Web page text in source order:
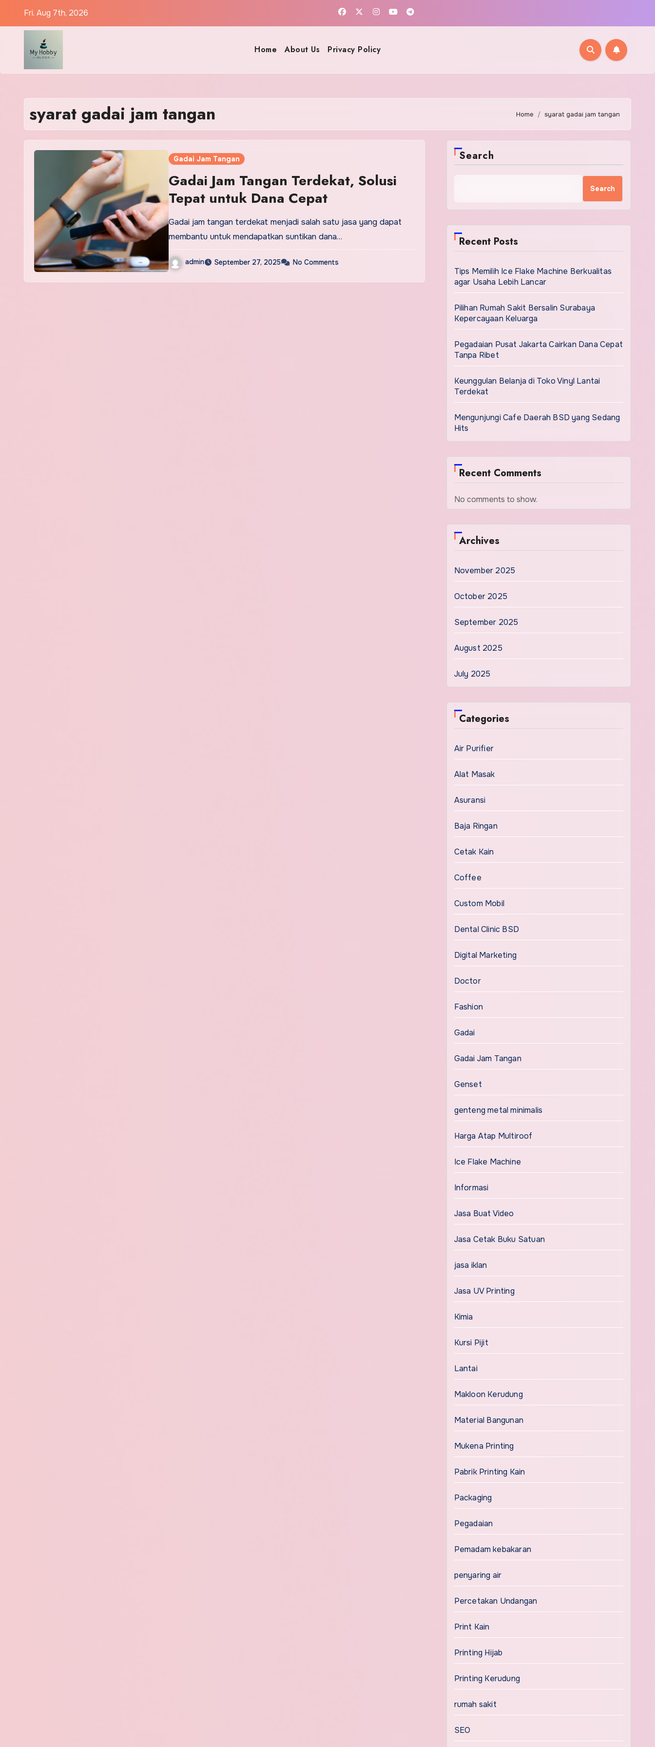
content
Fri. Aug 7th, 2026
Home About Us Privacy Policy
syarat gadai jam tangan Home syarat gadai jam tangan
Gadai Jam Tangan
Gadai Jam Tangan Terdekat, Solusi
Tepat untuk Dana Cepat
Gadai jam tangan terdekat menjadi salah satu jasa yang dapat
membantu untuk mendapatkan suntikan dana…
admin September 27, 2025 No Comments
Search
Search
Recent Posts
Tips Memilih Ice Flake Machine Berkualitas
agar Usaha Lebih Lancar
Pilihan Rumah Sakit Bersalin Surabaya
Kepercayaan Keluarga
Pegadaian Pusat Jakarta Cairkan Dana Cepat
Tanpa Ribet
Keunggulan Belanja di Toko Vinyl Lantai
Terdekat
Mengunjungi Cafe Daerah BSD yang Sedang
Hits
Recent Comments
No comments to show.
Archives
November 2025
October 2025
September 2025
August 2025
July 2025
Categories
Air Purifier
Alat Masak
Asuransi
Baja Ringan
Cetak Kain
Coffee
Custom Mobil
Dental Clinic BSD
Digital Marketing
Doctor
Fashion
Gadai
Gadai Jam Tangan
Genset
genteng metal minimalis
Harga Atap Multiroof
Ice Flake Machine
Informasi
Jasa Buat Video
Jasa Cetak Buku Satuan
jasa iklan
Jasa UV Printing
Kimia
Kursi Pijit
Lantai
Makloon Kerudung
Material Bangunan
Mukena Printing
Pabrik Printing Kain
Packaging
Pegadaian
Pemadam kebakaran
penyaring air
Percetakan Undangan
Print Kain
Printing Hijab
Printing Kerudung
rumah sakit
SEO